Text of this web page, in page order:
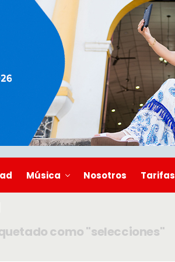
Música Nosotros Tarifas
como "selecciones"